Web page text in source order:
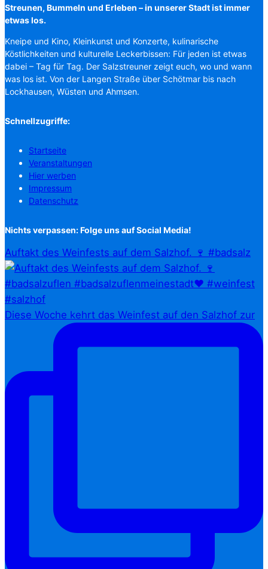
Streunen, Bummeln und Erleben – in unserer Stadt ist immer
etwas los.
Kneipe und Kino, Kleinkunst und Konzerte, kulinarische
Köstlichkeiten und kulturelle Leckerbissen: Für jeden ist etwas
dabei – Tag für Tag. Der Salzstreuner zeigt euch, wo und wann
was los ist. Von der Langen Straße über Schötmar bis nach
Lockhausen, Wüsten und Ahmsen.
Schnellzugriffe:
Startseite
Veranstaltungen
Hier werben
Impressum
Datenschutz
Nichts verpassen: Folge uns auf Social Media!
Auftakt des Weinfests auf dem Salzhof. 🍷 #badsalz
Diese Woche kehrt das Weinfest auf den Salzhof zur